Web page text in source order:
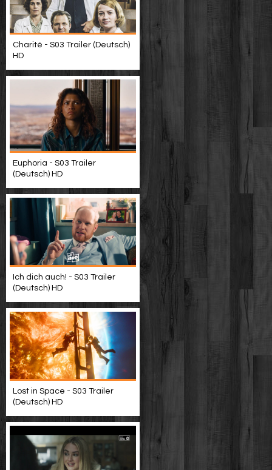
Charité - S03 Trailer (Deutsch)
HD
Euphoria - S03 Trailer
(Deutsch) HD
Ich dich auch! - S03 Trailer
(Deutsch) HD
Lost in Space - S03 Trailer
(Deutsch) HD